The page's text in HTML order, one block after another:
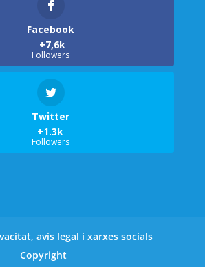
Facebook
Followers
Twitter
Followers
avís legal i xarxes socials
Copyright